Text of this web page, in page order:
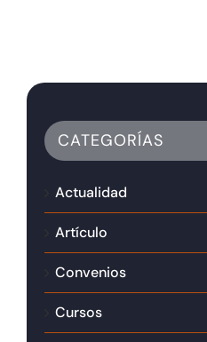
CATEGORÍAS
Actualidad
Artículo
Convenios
Cursos